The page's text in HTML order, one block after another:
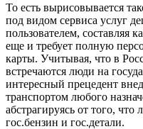
То есть вырисовывается
под видом сервиса услуг
пользователем, составляя
еще и требует полную
карты. Учитывая, что в
встречаются люди на
интересный прецедент
транспортом любого
абстрагируясь от того,
гос.бензин и гос.детали.